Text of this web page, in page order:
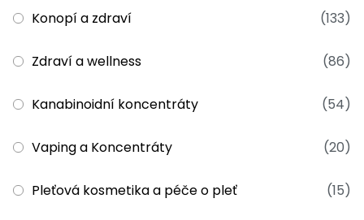
Konopí a zdraví (133)
Zdraví a wellness (86)
Kanabinoidní koncentráty (54)
Vaping a Koncentráty (20)
Pleťová kosmetika a péče o pleť (15)